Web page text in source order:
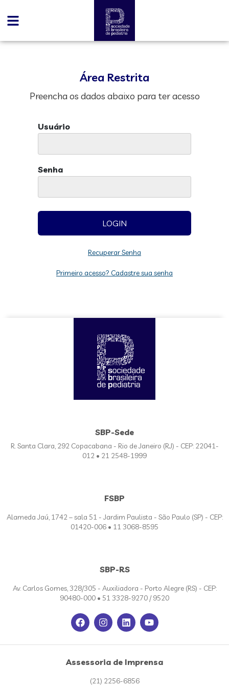
Área Restrita
Preencha os dados abaixo para ter acesso
Usuário
Senha
Recuperar Senha
Primeiro acesso? Cadastre sua senha
SBP-Sede
R. Santa Clara, 292 Copacabana - Rio de Janeiro (RJ) - CEP: 22041-
012 • 21 2548-1999
FSBP
Alameda Jaú, 1742 – sala 51 - Jardim Paulista - São Paulo (SP) - CEP:
01420-006 • 11 3068-8595
SBP-RS
Av. Carlos Gomes, 328/305 - Auxiliadora - Porto Alegre (RS) - CEP:
90480-000 • 51 3328-9270 / 9520
Assessoria de Imprensa
(21) 2256-6856